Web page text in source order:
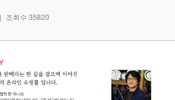
| 조회수 35820